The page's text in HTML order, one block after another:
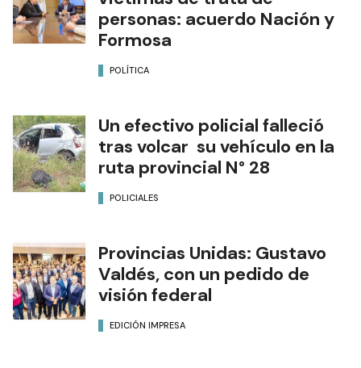
personas: acuerdo Nación y
Formosa
POLÍTICA
Un efectivo policial falleció
tras volcar su vehículo en la
ruta provincial N° 28
POLICIALES
Provincias Unidas: Gustavo
Valdés, con un pedido de
visión federal
EDICIÓN IMPRESA